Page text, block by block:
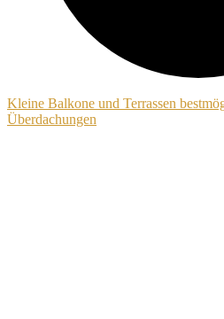
Kleine Balkone und Terrassen
Überdachungen